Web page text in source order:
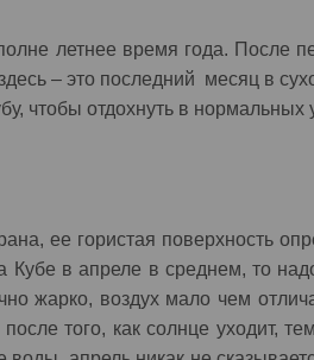
летнее время года. После
– это последний месяц в
чтобы отдохнуть в нормальных
ее гористая поверхность
Кубе в апреле в среднем, то
жарко, воздух мало чем
того, как солнце уходит,